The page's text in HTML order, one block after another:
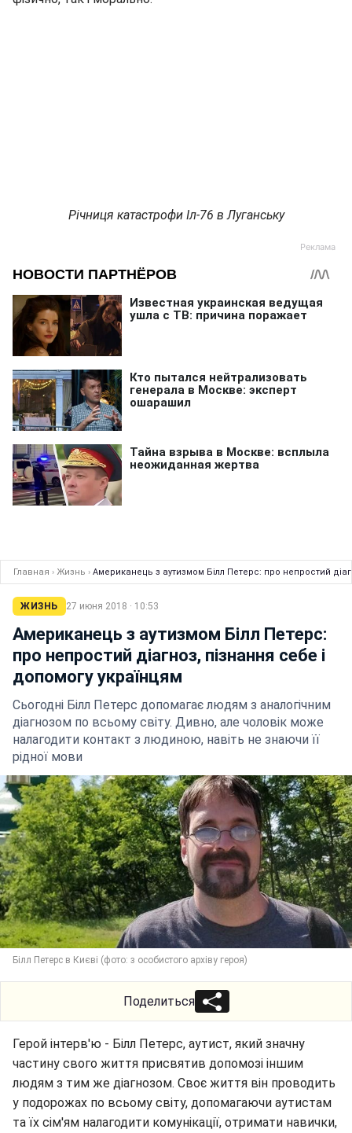
Річниця катастрофи Іл-76 в Луганську
Главная › Жизнь › Американець з аутизмом Білл Петерс: про непростий
ЖИЗНЬ 27 июня 2018 · 10:53
Американець з аутизмом Білл Петерс:
про непростий діагноз, пізнання себе і
допомогу українцям
Сьогодні Білл Петерс допомагає людям з аналогічним
діагнозом по всьому світу. Дивно, але чоловік може
налагодити контакт з людиною, навіть не знаючи її
рідної мови
Білл Петерс в Києві (фото: з особистого архіву героя)
Поделиться
Герой інтерв'ю - Білл Петерс, аутист, який значну
частину свого життя присвятив допомозі іншим
людям з тим же діагнозом. Своє життя він проводить
у подорожах по всьому світу, допомагаючи аутистам
та їх сім'ям налагодити комунікації, отримати навички,